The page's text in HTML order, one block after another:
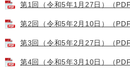
第1回（令和5年1月27日）（
第2回（令和5年2月10日）（
第3回（令和5年2月27日）（
第4回（令和5年3月10日）（